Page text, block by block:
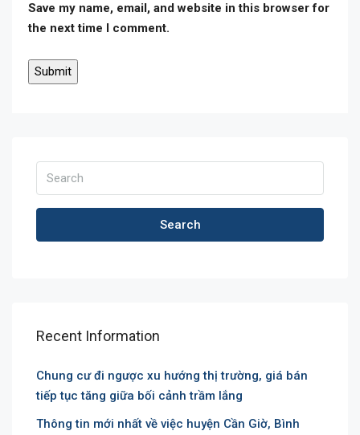
Save my name, email, and website in this browser for
the next time I comment.
Search
Recent Information
Chung cư đi ngược xu hướng thị trường, giá bán
tiếp tục tăng giữa bối cảnh trầm lắng
Thông tin mới nhất về việc huyện Cần Giờ, Bình